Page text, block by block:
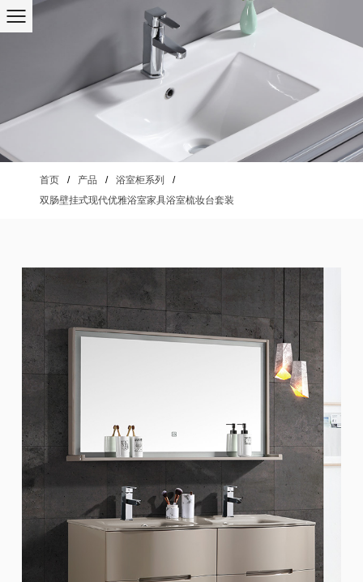
首页 / 产品 / 浴室柜系列
/
双肠壁挂式现代优雅浴室家具浴室梳妆台套装